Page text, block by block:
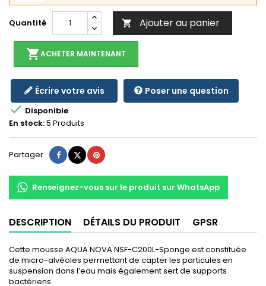
Quantité  Ajouter au panier
shopping_cartACHETER MAINTENANT
Écrire votre avis Poser une question
 Disponible
En stock:5 Produits
Partager Partager
TweetPinterest
Renseignez-vous sur le produit sur WhatsApp
DESCRIPTION DÉTAILS DU PRODUIT GPSR
Cette mousse AQUA NOVA NSF-C200L-Sponge est constituée
de micro-alvéoles permettant de capter les particules en
suspension dans l’eau mais également sert de supports
bactériens.